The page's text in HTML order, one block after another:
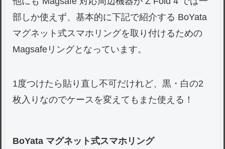
部しか使えず、基本的に下記で紹介する BoYata
マグネット式スマホリングを取り付けるための
Magsafeリングとなっています。
1度つけたら貼り直し不可だけれど、黒・白の2
枚入りなのでケースを変えてもまた使える！
BoYata マグネット式スマホリング